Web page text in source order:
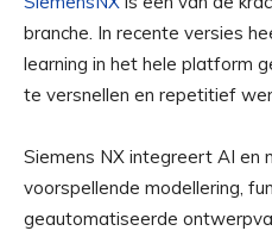
branche. In recente versies
learning in het hele platform
te versnellen en repetitief
Siemens NX integreert AI en
voorspellende modellering,
geautomatiseerde